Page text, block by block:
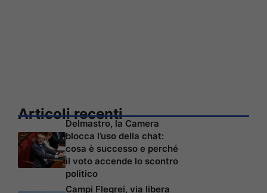
Articoli recenti
Delmastro, la Camera
blocca l’uso della chat:
cosa è successo e perché
il voto accende lo scontro
politico
Campi Flegrei, via libera